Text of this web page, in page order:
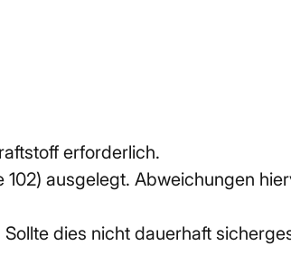
erforderlich.
ausgelegt. Abweichungen
dies nicht dauerhaft